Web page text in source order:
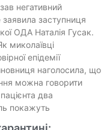
негативний
заступниця
ОДА Наталія Гусак.
миколаївці
епідемії
наголосила, що
можна говорити
два
покажуть